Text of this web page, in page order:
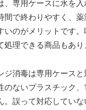
、専用ケースに水を
間で終わりやすく、
いのがメリットです
処理できる商品もあり
ジ消毒は専用ケース
のないプラスチック
。誤って対応していな